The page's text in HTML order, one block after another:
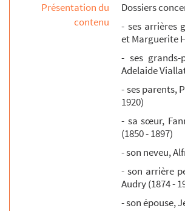
2J27. Domaine
Gaston Doumergue
Présentation du
contenu
Dossiers
- ses arrières
et Marguerite
- ses grands-
Adelaide
- ses parents,
1920)
- sa sœur,
(1850 - 1897)
- son neveu,
- son arrière
Audry (1874 -
- son épouse,